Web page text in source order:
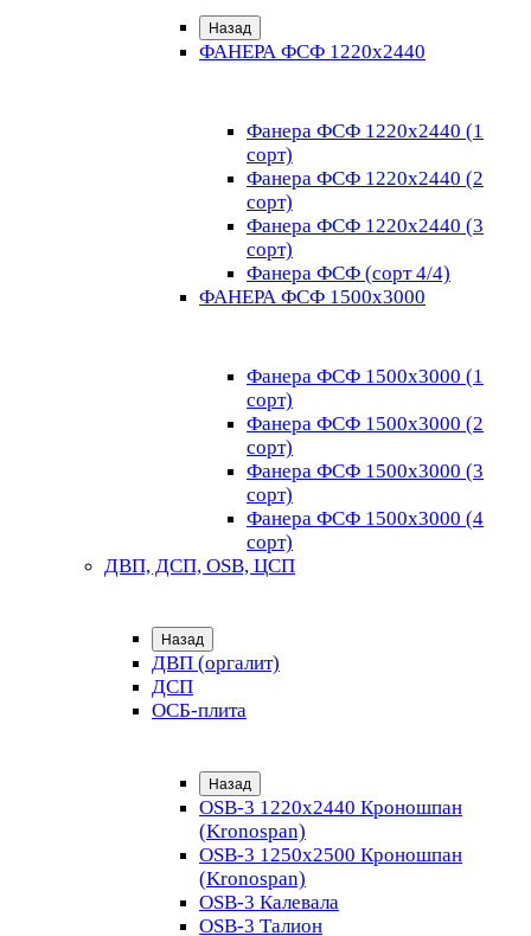
Назад
ФАНЕРА ФСФ 1220х2440
Фанера ФСФ 1220х2440 (1
сорт)
Фанера ФСФ 1220х2440 (2
сорт)
Фанера ФСФ 1220х2440 (3
сорт)
Фанера ФСФ (сорт 4/4)
ФАНЕРА ФСФ 1500х3000
Фанера ФСФ 1500х3000 (1
сорт)
Фанера ФСФ 1500х3000 (2
сорт)
Фанера ФСФ 1500х3000 (3
сорт)
Фанера ФСФ 1500х3000 (4
сорт)
ДВП, ДСП, OSB, ЦСП
Назад
ДВП (оргалит)
ДСП
ОСБ-плита
Назад
OSB-3 1220х2440 Кроношпан
(Kronospan)
OSB-3 1250х2500 Кроношпан
(Kronospan)
OSB-3 Калевала
OSB-3 Талион